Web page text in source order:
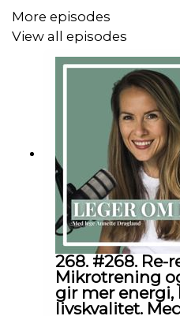
ment å utgjøre eller
rådgivning, diagnose eller
legen din eller annet
har spørsmål angående en
More episodes
View all episodes
268. #268. Re-
Mikrotrening
gir mer energi,
livskvalitet.